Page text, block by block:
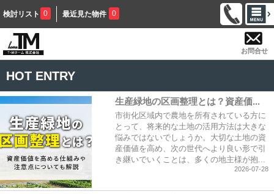
検討リスト 0 最近見た物件 0
お問合せ
HOT ENTRY
生産緑地の区画整理とは？資産価...
市街化区域内で農地を所有されている方に
とって、将来的な土地の活用方法は大きな
悩みではないでしょうか。大切な土地の資
産価値を高め、次の世代へより良い形で引
き継いでいくことは、多くの地主様が抱...
2026-07-28